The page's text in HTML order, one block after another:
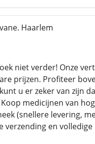
Haarlem
niet verder! Onze
prijzen. Profiteer
u er zeker van zijn
medicijnen van
(snellere levering,
verzending en